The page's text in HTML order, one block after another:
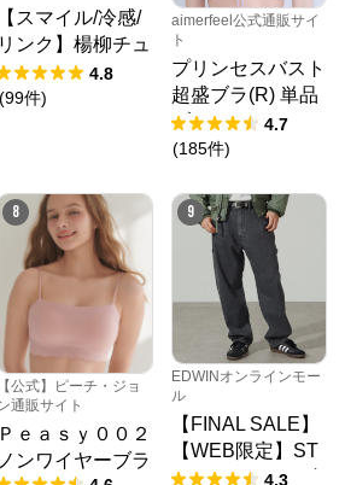
【スマイル/冷感/
リンク】楊柳チュ
ック
4.8
(99件)
aimerfeel公式通販サイ
ト
プリンセスバスト
超盛ブラ(R) 単品
ブラジャー4.7
(185件)
8
【公式】ピーチ・ジョ
通販サイト
Ｐｅａｓｙ００２
ノンワイヤーブラ
9
EDWINオンラインモー
ル
【FINAL SALE】
【WEB限定】ST
EPMARK ルーズ
4.3